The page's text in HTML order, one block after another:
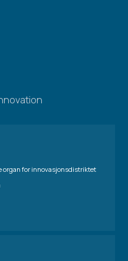
organ for innovasjonsdistriktet